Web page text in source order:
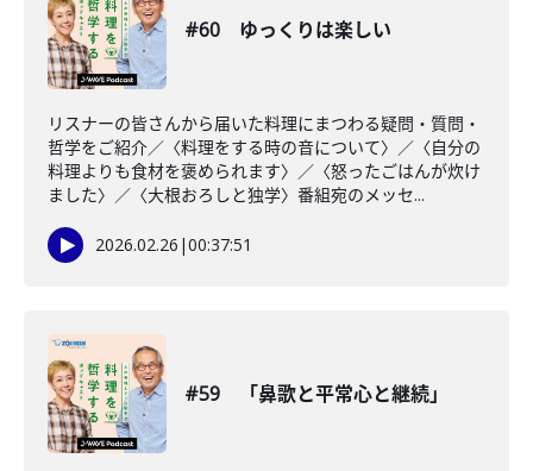
#60 ゆっくりは楽しい
リスナーの皆さんから届いた料理にまつわる疑問・質問・
哲学をご紹介／〈料理をする時の音について〉／〈自分の
料理よりも食材を褒められます〉／〈怒ったごはんが炊け
ました〉／〈大根おろしと独学〉番組宛のメッセ...
2026.02.26 |00:37:51
#59 「鼻歌と平常心と継続」